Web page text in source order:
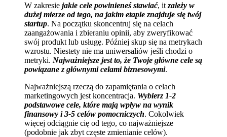
W zakresie jakie cele powinieneś stawiać, it zależy w
dużej mierze od tego, na jakim etapie znajduje się twój
startup. Na początku skoncentruj się na celach
zaangażowania i zbieraniu opinii, aby zweryfikować
swój produkt lub usługę. Później skup się na metrykach
wzrostu. Niestety nie ma uniwersaliów jeśli chodzi o
metryki. Najważniejsze jest to, że Twoje główne cele są
powiązane z głównymi celami biznesowymi.
Najważniejszą rzeczą do zapamiętania o celach
marketingowych jest koncentracja. Wybierz 1-2
podstawowe cele, które mają wpływ na wynik
finansowy i 3-5 celów pomocniczych. Cokolwiek
więcej odciągnie cię od tego, co najważniejsze
(podobnie jak zbyt częste zmienianie celów).